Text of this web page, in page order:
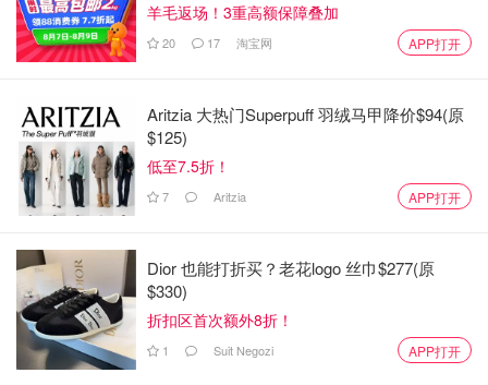
羊毛返场！3重高额保障叠加
20 17 淘宝网 APP打开
Aritzia 大热门Superpuff 羽绒马甲降价$94(原
$125)
低至7.5折！
7 Aritzia APP打开
Dior 也能打折买？老花logo 丝巾$277(原
$330)
折扣区首次额外8折！
1 Suit Negozi APP打开